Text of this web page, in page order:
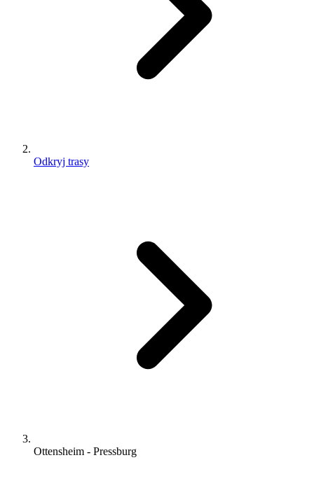
Odkryj trasy
Ottensheim - Pressburg